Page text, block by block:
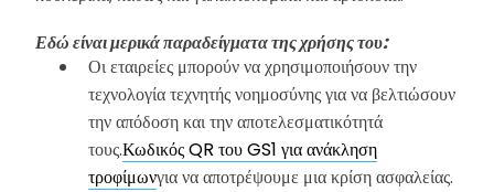
Εδώ είναι μερικά παραδείγματα της χρήσης του:
Οι εταιρείες μπορούν να χρησιμοποιήσουν την
τεχνολογία τεχνητής νοημοσύνης για να βελτιώσουν
την απόδοση και την αποτελεσματικότητά
τους.Κωδικός QR του GS1 για ανάκληση
τροφίμωνγια να αποτρέψουμε μια κρίση ασφαλείας.